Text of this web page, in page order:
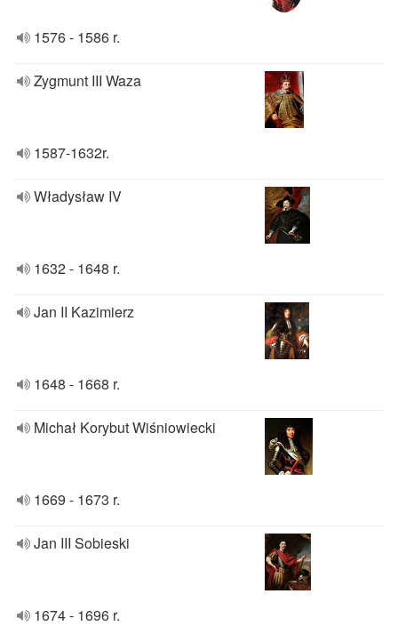
1576 - 1586 r.
Zygmunt III Waza
1587-1632r.
Władysław IV
1632 - 1648 r.
Jan II Kazimierz
1648 - 1668 r.
Michał Korybut Wiśniowiecki
1669 - 1673 r.
Jan III Sobieski
1674 - 1696 r.